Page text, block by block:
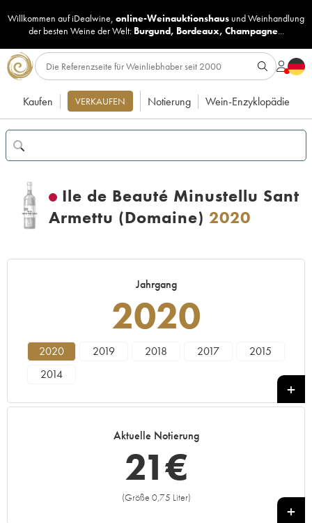
Willkommen auf iDealwine, online-Weinauktionshaus undWeinhandlung
der besten Weine der Welt: Burgund, Bordeaux, Champagne...
Kaufen VERKAUFEN Notierung Wein-Enzyklopädie
Ile de Beauté Minustellu Sant
Armettu (Domaine) 2020
Jahrgang
2020
2020 2019 2018 2017
2015
2014
Aktuelle Notierung
21€
(Größe 0,75 Liter)
+